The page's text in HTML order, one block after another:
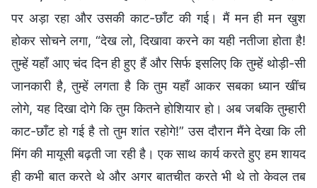
पर अड़ा रहा और उसकी काट-छाँट की गई। मैं मन ही मन खुश
होकर सोचने लगा, “देख लो, दिखावा करने का यही नतीजा होता है!
तुम्हें यहाँ आए चंद दिन ही हुए हैं और सिर्फ इसलिए कि तुम्हें थोड़ी-सी
जानकारी है, तुम्हें लगता है कि तुम यहाँ आकर सबका ध्यान खींच
लोगे, यह दिखा दोगे कि तुम कितने होशियार हो। अब जबकि तुम्हारी
काट-छाँट हो गई है तो तुम शांत रहोगे!” उस दौरान मैंने देखा कि ली
मिंग की मायूसी बढ़ती जा रही है। एक साथ कार्य करते हुए हम शायद
ही कभी बात करते थे और अगर बातचीत करते भी थे तो केवल तब